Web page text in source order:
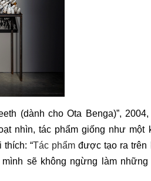
(dành cho Ota Benga)”,
nhìn, tác phẩm giống như một
thích: “Tác phẩm được tạo ra trên
sẽ không ngừng làm những